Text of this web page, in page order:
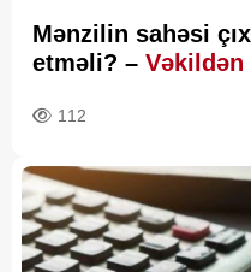
Mənzilin sahəsi
etməli? – Vəkildən
112